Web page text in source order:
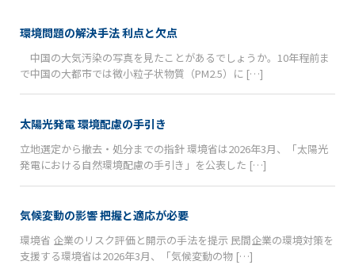
環境問題の解決手法 利点と欠点
中国の大気汚染の写真を見たことがあるでしょうか。10年程前ま
で中国の大都市では微小粒子状物質（PM2.5）に […]
太陽光発電 環境配慮の手引き
立地選定から撤去・処分までの指針 環境省は2026年3月、「太陽光
発電における自然環境配慮の手引き」を公表した […]
気候変動の影響 把握と適応が必要
環境省 企業のリスク評価と開示の手法を提示 民間企業の環境対策を
支援する環境省は2026年3月、「気候変動の物 […]